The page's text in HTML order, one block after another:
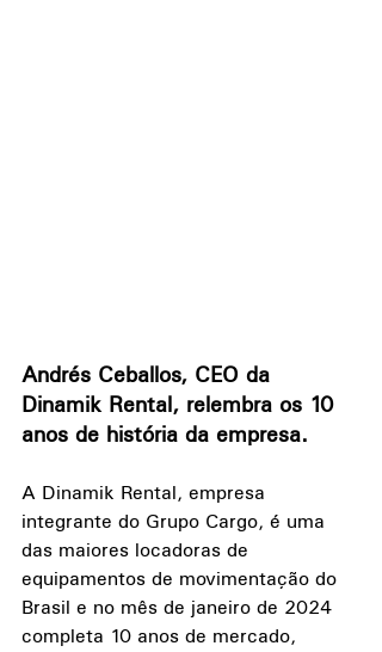
Andrés Ceballos, CEO da
Dinamik Rental, relembra os 10
anos de história da empresa.
A Dinamik Rental, empresa
integrante do Grupo Cargo, é uma
das maiores locadoras de
equipamentos de movimentação do
Brasil e no mês de janeiro de 2024
completa 10 anos de mercado,